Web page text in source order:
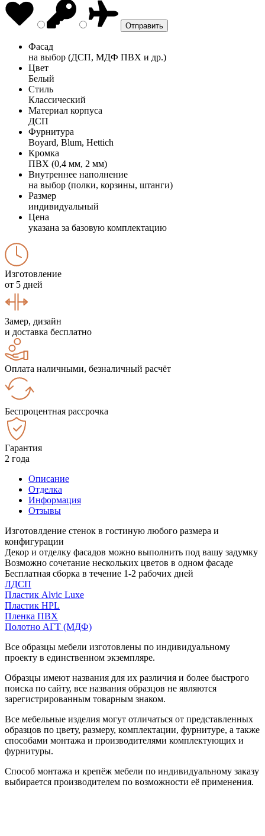
Фасад
на выбор (ДСП, МДФ ПВХ и др.)
Цвет
Белый
Стиль
Классический
Материал корпуса
ДСП
Фурнитура
Boyard, Blum, Hettich
Кромка
ПВХ (0,4 мм, 2 мм)
Внутреннее наполнение
на выбор (полки, корзины, штанги)
Размер
индивидуальный
Цена
указана за базовую комплектацию
Изготовление
от 5 дней
Замер, дизайн
и доставка бесплатно
Оплата наличными, безналичный расчёт
Беспроцентная рассрочка
Гарантия
2 года
Описание
Отделка
Информация
Отзывы
Изготовлдение стенок в гостиную любого размера и
конфигурации
Декор и отделку фасадов можно выполнить под вашу задумку
Возможно сочетание нескольких цветов в одном фасаде
Бесплатная сборка в течение 1-2 рабочих дней
ЛДСП
Пластик Alvic Luxe
Пластик HPL
Пленка ПВХ
Полотно АГТ (МДФ)
Все образцы мебели изготовлены по индивидуальному
проекту в единственном экземпляре.
Образцы имеют названия для их различия и более быстрого
поиска по сайту, все названия образцов не являются
зарегистрированным товарным знаком.
Все мебельные изделия могут отличаться от представленных
образцов по цвету, размеру, комплектации, фурнитуре, а также
способами монтажа и производителями комплектующих и
фурнитуры.
Способ монтажа и крепёж мебели по индивидуальному заказу
выбирается производителем по возможности её применения.